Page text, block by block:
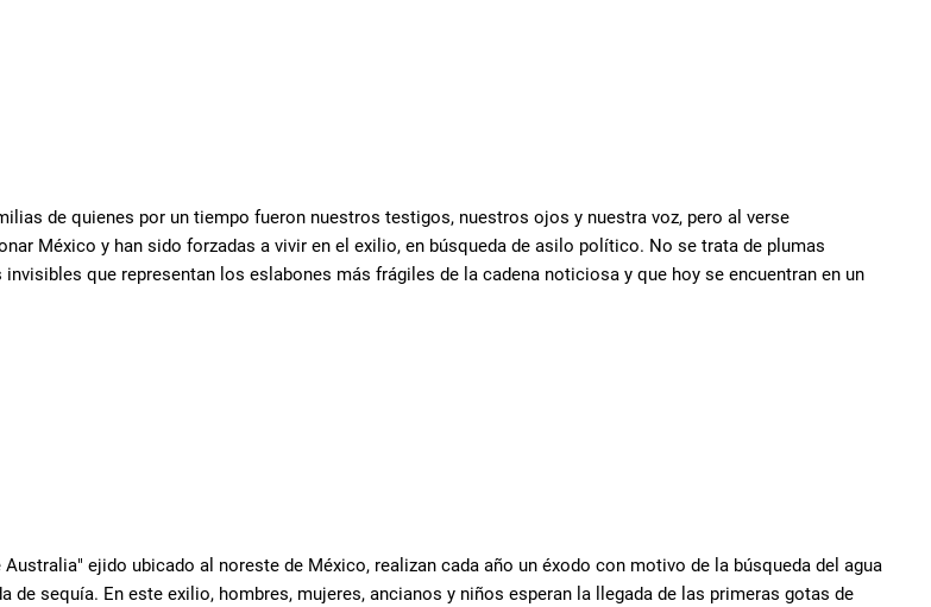
de quienes por un tiempo fueron nuestros testigos, nuestros ojos y nuestra voz, pero al verse
México y han sido forzadas a vivir en el exilio, en búsqueda de asilo político. No se trata de plumas
que representan los eslabones más frágiles de la cadena noticiosa y que hoy se encuentran en un
ejido ubicado al noreste de México, realizan cada año un éxodo con motivo de la búsqueda del agua
de sequía. En este exilio, hombres, mujeres, ancianos y niños esperan la llegada de las primeras gotas de